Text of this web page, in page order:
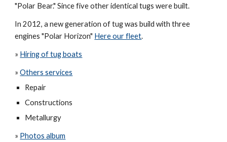
"Polar Bear." Since five other identical tugs were built.
In 2012, a new generation of tug was build with three
engines "Polar Horizon" Here our fleet.
» Hiring of tug boats
»Others services
Repair
Constructions
Metallurgy
» Photos album